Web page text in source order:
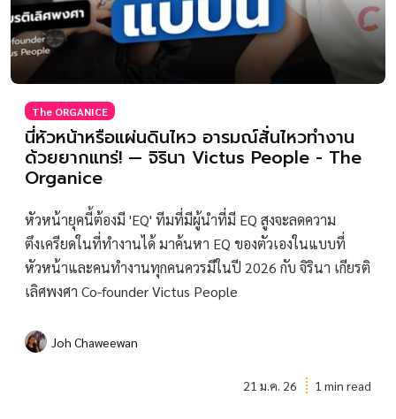
The ORGANICE
นี่หัวหน้าหรือแผ่นดินไหว อารมณ์สั่นไหวทำงาน
ด้วยยากแทร่! — จิรินา Victus People - The
Organice
หัวหน้ายุคนี้ต้องมี 'EQ' ทีมที่มีผู้นำที่มี EQ สูงจะลดความ
ตึงเครียดในที่ทำงานได้ มาค้นหา EQ ของตัวเองในแบบที่
หัวหน้าและคนทำงานทุกคนควรมีในปี 2026 กับ จิรินา เกียรติ
เลิศพงศา Co-founder Victus People
Joh Chaweewan
21 ม.ค. 26 1 min read